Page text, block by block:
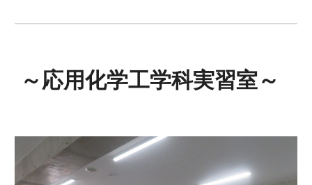
～応用化学工学科実習室～